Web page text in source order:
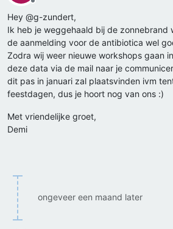
Offline
Hey @g-zundert,
Ik heb je weggehaald bij de zonnebrand
de aanmelding voor de antibiotica wel
Zodra wij weer nieuwe workshops gaan
deze data via de mail naar je
dit pas in januari zal plaatsvinden ivm
feestdagen, dus je hoort nog van ons :)
Met vriendelijke groet,
Demi
ongeveer een maand later